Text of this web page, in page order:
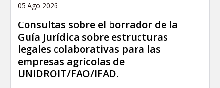
05 Ago 2026
Consultas sobre el borrador de la
Guía Jurídica sobre estructuras
legales colaborativas para las
empresas agrícolas de
UNIDROIT/FAO/IFAD.